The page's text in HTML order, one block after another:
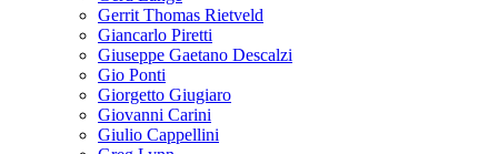
Gerrit Thomas Rietveld
Giancarlo Piretti
Giuseppe Gaetano Descalzi
Gio Ponti
Giorgetto Giugiaro
Giovanni Carini
Giulio Cappellini